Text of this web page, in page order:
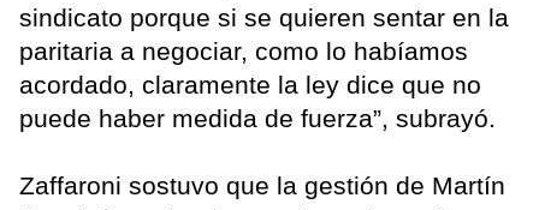
sindicato porque si se quieren sentar en la
paritaria a negociar, como lo habíamos
acordado, claramente la ley dice que no
puede haber medida de fuerza”, subrayó.
Zaffaroni sostuvo que la gestión de Martín